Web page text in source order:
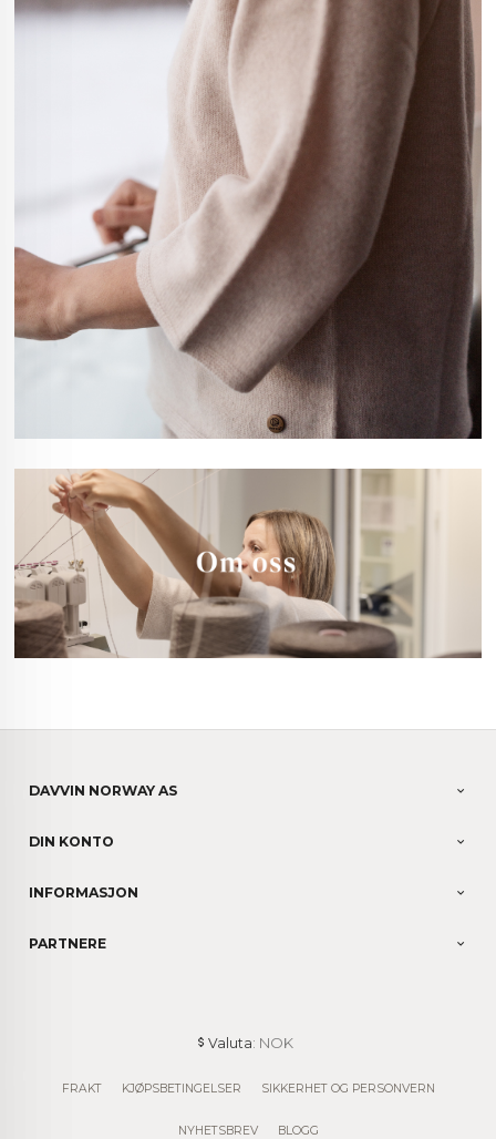
DAVVIN NORWAY AS
DIN KONTO
INFORMASJON
PARTNERE
Valuta: NOK
FRAKT KJØPSBETINGELSER SIKKERHET OG PERSONVERN
NYHETSBREV BLOGG